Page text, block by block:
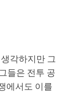
각하지만 그
들은 전투 공
에서도 이를